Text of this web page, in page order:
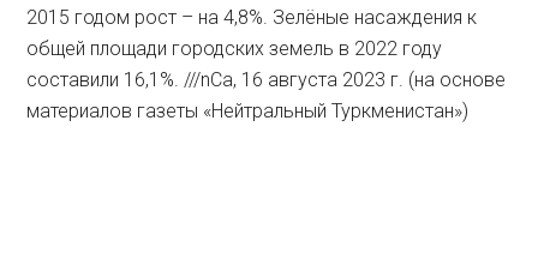
2015 годом рост – на 4,8%. Зелёные насаждения к
общей площади городских земель в 2022 году
составили 16,1%. ///nCa, 16 августа 2023 г. (на основе
материалов газеты «Нейтральный Туркменистан»)